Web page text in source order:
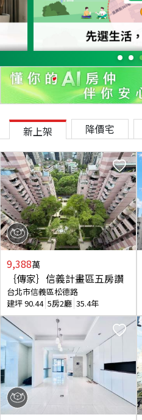
新上架 降價宅
9,388萬
｛傳家｝信義計畫區五房讚
台北市信義區松德路
建坪90.44 5房2廳 35.4年